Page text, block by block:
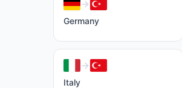
Germany
Italy